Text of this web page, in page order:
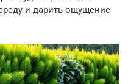
и дарить ощущение